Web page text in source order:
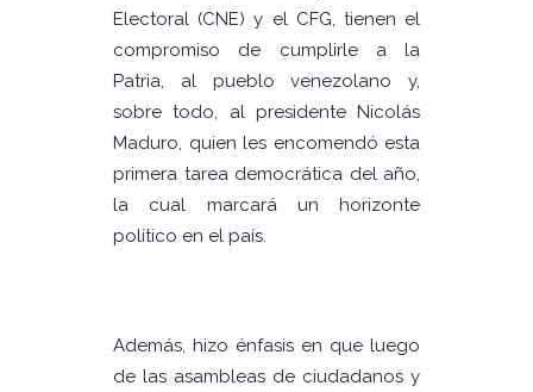
Electoral (CNE) y el CFG, tienen el
compromiso de cumplirle a la
Patria, al pueblo venezolano y,
sobre todo, al presidente Nicolás
Maduro, quien les encomendó esta
primera tarea democrática del año,
la cual marcará un horizonte
político en el país.
Además, hizo énfasis en que luego
de las asambleas de ciudadanos y